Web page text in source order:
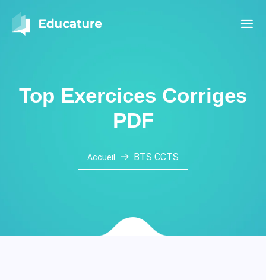
Top Exercices Corriges
PDF
Accueil BTS CCTS